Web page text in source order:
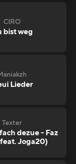
CIRO
bist weg
Lieder
Texter
dezue - Faz
Joga20)